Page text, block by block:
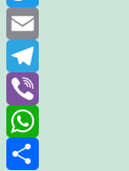
Twitter
Email
Telegram
Viber
WhatsApp